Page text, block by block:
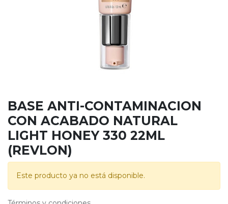
BASE ANTI-CONTAMINACION
CON ACABADO NATURAL
LIGHT HONEY 330 22ML
(REVLON)
Este producto ya no está disponible.